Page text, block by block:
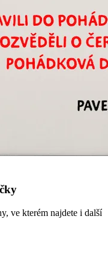
ve kterém najdete i další